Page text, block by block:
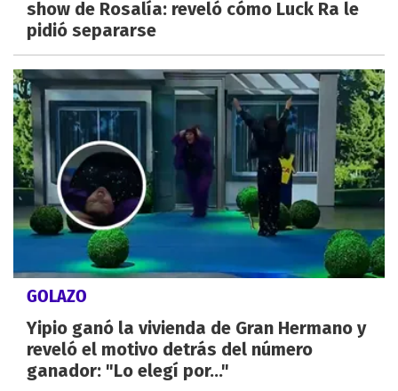
show de Rosalía: reveló cómo Luck Ra le
pidió separarse
GOLAZO
Yipio ganó la vivienda de Gran Hermano y
reveló el motivo detrás del número
ganador: "Lo elegí por..."